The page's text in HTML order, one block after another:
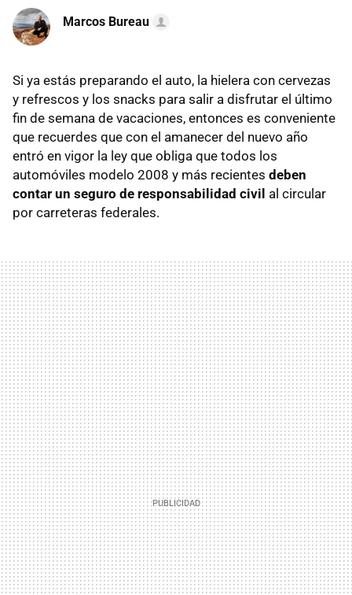
Marcos Bureau
Si ya estás preparando el auto, la hielera con cervezas
y refrescos y los snacks para salir a disfrutar el último
fin de semana de vacaciones, entonces es conveniente
que recuerdes que con el amanecer del nuevo año
entró en vigor la ley que obliga que todos los
automóviles modelo 2008 y más recientes deben
contar un seguro de responsabilidad civil al circular
por carreteras federales.